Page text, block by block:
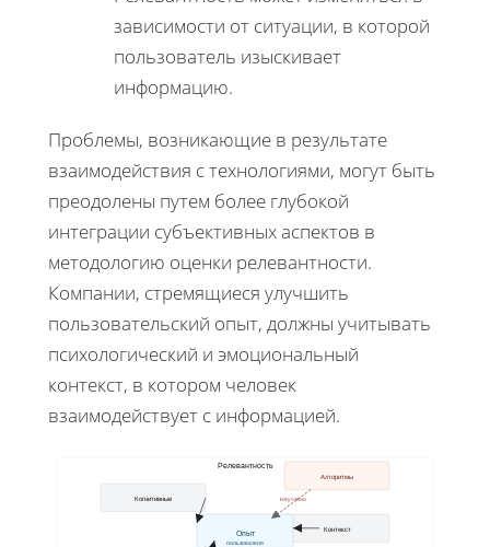
зависимости от ситуации, в которой
пользователь изыскивает
информацию.
Проблемы, возникающие в результате
взаимодействия с технологиями, могут быть
преодолены путем более глубокой
интеграции субъективных аспектов в
методологию оценки релевантности.
Компании, стремящиеся улучшить
пользовательский опыт, должны учитывать
психологический и эмоциональный
контекст, в котором человек
взаимодействует с информацией.
Релевантность
Когнитивные
Контекст
Алгоритмы
Опыт
пользователя
Неучтено